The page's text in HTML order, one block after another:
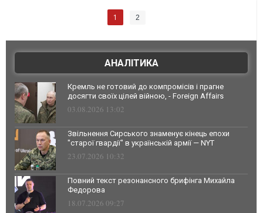
1 2
АНАЛІТИКА
Кремль не готовий до компромісів і прагне
досягти своїх цілей війною, - Foreign Affairs
03.08.2026 13:02
Звільнення Сирського знаменує кінець епохи
"старої гвардії" в українській армії — NYT
23.07.2026 10:32
Повний текст резонансного брифінга Михайла
Федорова
18.07.2026 09:27